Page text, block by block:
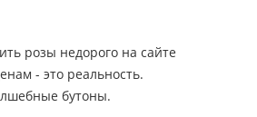
розы недорого на сайте
- это реальность.
бутоны.